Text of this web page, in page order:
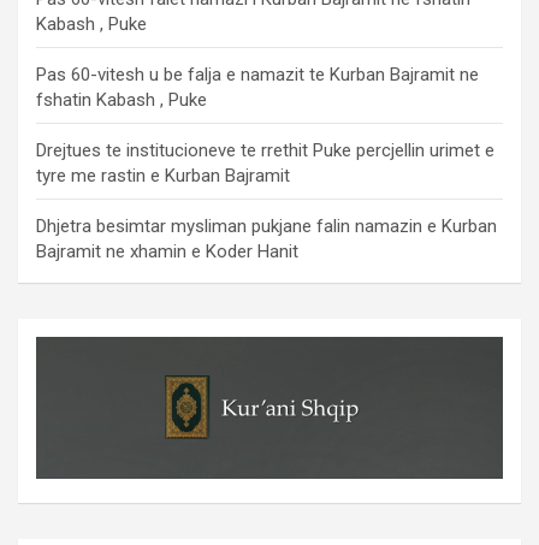
Kabash , Puke
Pas 60-vitesh u be falja e namazit te Kurban Bajramit ne
fshatin Kabash , Puke
Drejtues te institucioneve te rrethit Puke percjellin urimet e
tyre me rastin e Kurban Bajramit
Dhjetra besimtar mysliman pukjane falin namazin e Kurban
Bajramit ne xhamin e Koder Hanit